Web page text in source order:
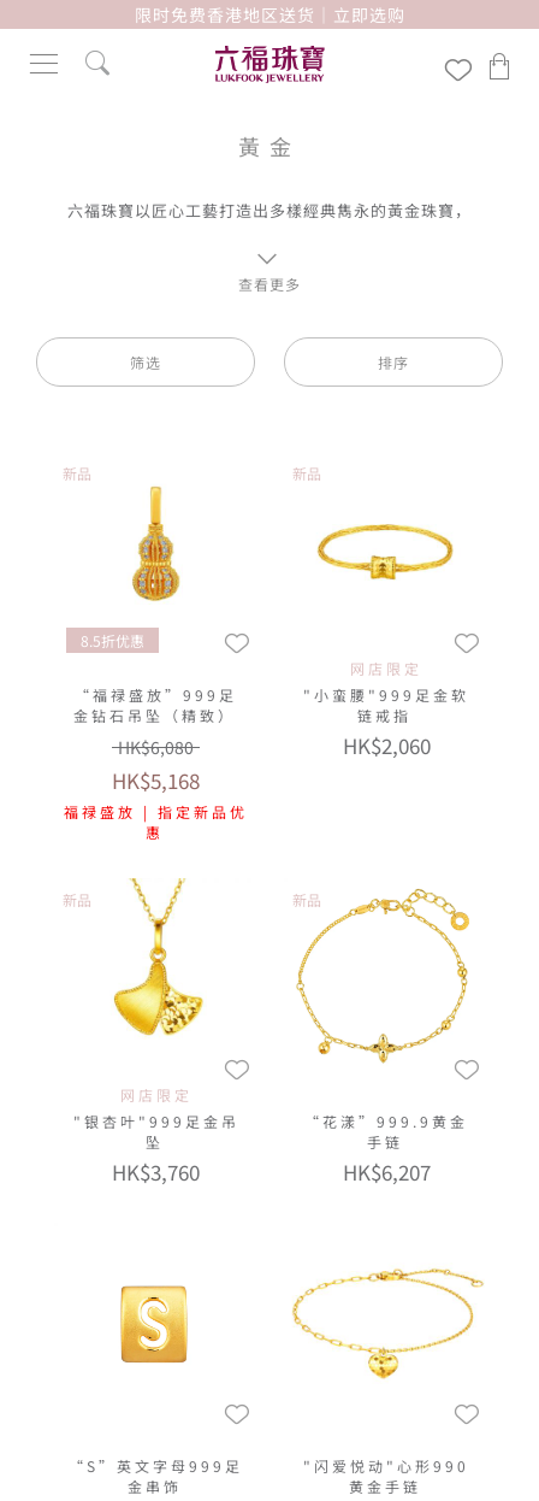
限时免费香港地区送货｜立即选购
黃金
六福珠寶以匠心工藝打造出多樣經典雋永的黃金珠寶，
讓您展現最美時刻。
查看更多
筛选 排序
新品
8.5折优惠
“福禄盛放”999足
金钻石吊坠（精致）
HK$6,080
HK$5,168
福禄盛放 | 指定新品优
惠
新品
网店限定
"小蛮腰"999足金软
链戒指
HK$2,060
新品
网店限定
"银杏叶"999足金吊
坠
HK$3,760
新品
“花漾”999.9黄金
手链
HK$6,207
“S”英文字母999足
金串饰
"闪爱悦动"心形990
黄金手链